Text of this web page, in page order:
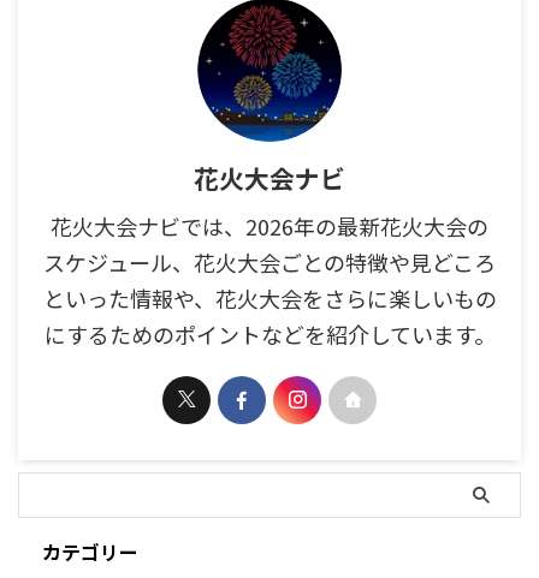
花火大会ナビ
花火大会ナビでは、2026年の最新花火大会の
スケジュール、花火大会ごとの特徴や見どころ
といった情報や、花火大会をさらに楽しいもの
にするためのポイントなどを紹介しています。
カテゴリー